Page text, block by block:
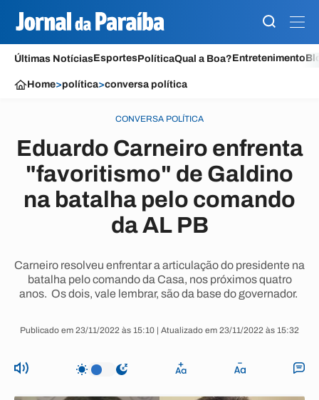
Últimas NotíciasEsportesPolíticaQual a Boa?Entretenimento
Home>política>conversa política
CONVERSA POLÍTICA
Eduardo Carneiro enfrenta
"favoritismo" de Galdino
na batalha pelo comando
da AL PB
Carneiro resolveu enfrentar a articulação do presidente na
batalha pelo comando da Casa, nos próximos quatro
anos. Os dois, vale lembrar, são da base do governador.
Publicado em 23/11/2022 às 15:10 | Atualizado em 23/11/2022 às 15:32